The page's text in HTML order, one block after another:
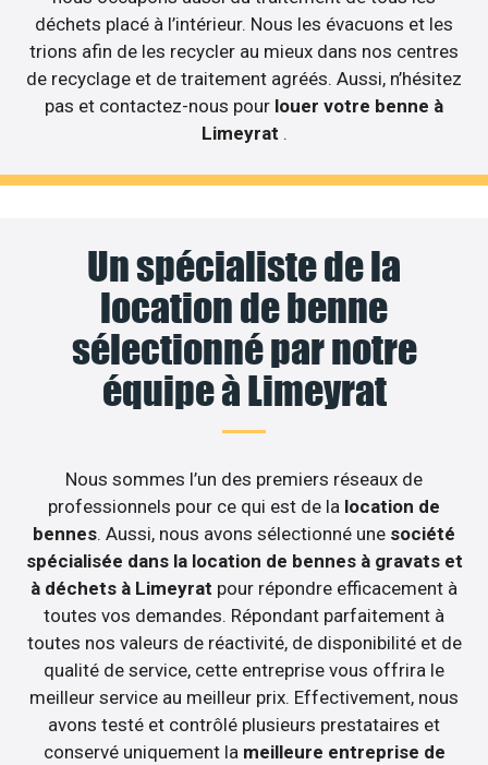
déchets placé à l’intérieur. Nous les évacuons et les
trions afin de les recycler au mieux dans nos centres
de recyclage et de traitement agréés. Aussi, n’hésitez
pas et contactez-nous pour louer votre benne à
Limeyrat .
Un spécialiste de la
location de benne
sélectionné par notre
équipe à Limeyrat
Nous sommes l’un des premiers réseaux de
professionnels pour ce qui est de la location de
bennes. Aussi, nous avons sélectionné une société
spécialisée dans la location de bennes à gravats et
à déchets à Limeyrat pour répondre efficacement à
toutes vos demandes. Répondant parfaitement à
toutes nos valeurs de réactivité, de disponibilité et de
qualité de service, cette entreprise vous offrira le
meilleur service au meilleur prix. Effectivement, nous
avons testé et contrôlé plusieurs prestataires et
conservé uniquement la meilleure entreprise de